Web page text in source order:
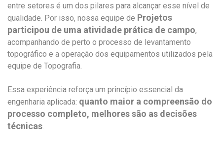
entre setores é um dos pilares para alcançar esse nível de
qualidade. Por isso, nossa equipe de Projetos
participou de uma atividade prática de campo,
acompanhando de perto o processo de levantamento
topográfico e a operação dos equipamentos utilizados pela
equipe de Topografia.
Essa experiência reforça um princípio essencial da
engenharia aplicada: quanto maior a compreensão do
processo completo, melhores são as decisões
técnicas